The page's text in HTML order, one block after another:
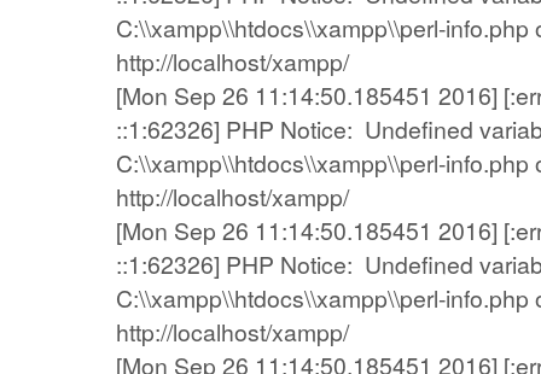
C:\\xampp\\htdocs\\xampp\\perl-info.php
http://localhost/xampp/
[Mon Sep 26 11:14:50.185451 2016]
::1:62326] PHP Notice: Undefined
C:\\xampp\\htdocs\\xampp\\perl-info.php
http://localhost/xampp/
[Mon Sep 26 11:14:50.185451 2016]
::1:62326] PHP Notice: Undefined
C:\\xampp\\htdocs\\xampp\\perl-info.php
http://localhost/xampp/
[Mon Sep 26 11:14:50.185451 2016]